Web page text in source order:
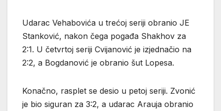
Udarac Vehabovića u trećoj seriji obranio JE
Stanković, nakon čega pogađa Shakhov za
2:1. U četvrtoj seriji Cvijanović je izjednačio na
2:2, a Bogdanović je obranio šut Lopesa.
Konačno, rasplet se desio u petoj seriji. Zvonić
je bio siguran za 3:2, a udarac Arauja obranio